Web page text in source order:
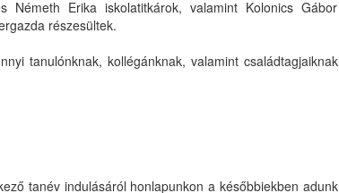
Németh Erika iskolatitkárok, valamint Kolonics Gábor
részesültek.
tanulónknak, kollégánknak, valamint családtagjaiknak
tanév indulásáról honlapunkon a későbbiekben adunk